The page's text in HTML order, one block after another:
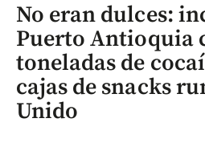
No eran dulces:
Puerto Antioquia
toneladas de
cajas de snacks
Unido